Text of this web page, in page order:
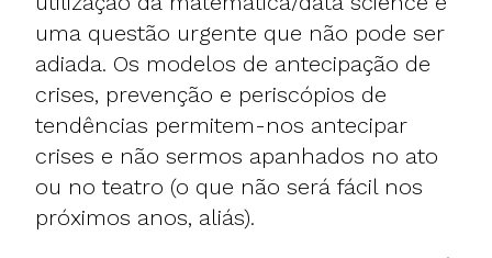
uma questão urgente que não pode ser
adiada. Os modelos de antecipação de
crises, prevenção e periscópios de
tendências permitem-nos antecipar
crises e não sermos apanhados no ato
ou no teatro (o que não será fácil nos
próximos anos, aliás).